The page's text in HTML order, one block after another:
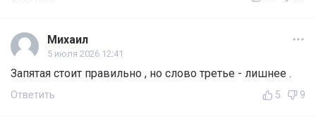
Михаил
5 июля 2026 12:41
Запятая стоит правильно , но слово третье - лишнее .
Ответить 5 9